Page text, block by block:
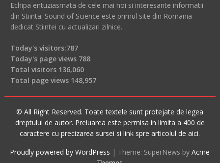
Echipa entuziasmata de cele mai noi si interesante informatii
din Stiinta. Sound of Science este primul site din Romania
dedicat Stiintei cu actualizari zilnice.
Today's visitors:787
Today's page views 788
Total visitors 136,060
Total page views 148,957
© All Right Reserved. Toate textele sunt protejate de legea
dreptului de autor. Preluarea este permisa in limita a 400 de
caractere cu precizarea sursei si link spre articolul de aici.
Proudly powered by WordPress | Theme: SuperNews byAcme